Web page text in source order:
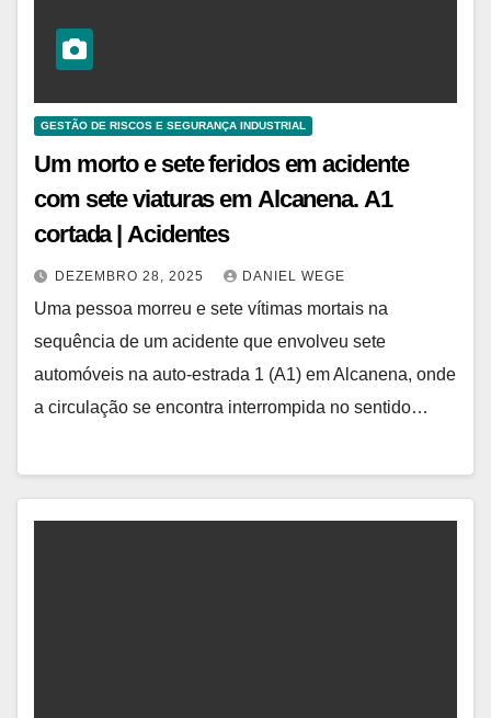
GESTÃO DE RISCOS E SEGURANÇA INDUSTRIAL
Um morto e sete feridos em acidente
com sete viaturas em Alcanena. A1
cortada | Acidentes
DEZEMBRO 28, 2025 DANIEL WEGE
Uma pessoa morreu e sete vítimas mortais na
sequência de um acidente que envolveu sete
automóveis na auto-estrada 1 (A1) em Alcanena, onde
a circulação se encontra interrompida no sentido…